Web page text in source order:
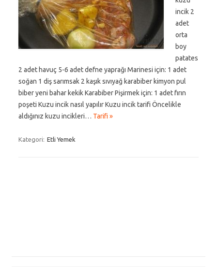
incik 2
adet
orta
boy
patates
2 adet havuç 5-6 adet defne yaprağı Marinesi için: 1 adet
soğan 1 diş sarımsak 2 kaşık sıvıyağ karabiber kimyon pul
biber yeni bahar kekik Karabiber Pişirmek için: 1 adet fırın
poşeti Kuzu incik nasıl yapılır Kuzu incik tarifi Öncelikle
aldığınız kuzu incikleri… Tarifi »
Kategori: Etli Yemek